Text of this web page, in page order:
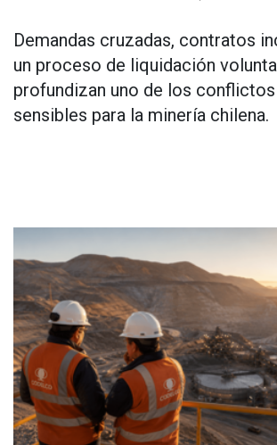
Demandas cruzadas, contratos
un proceso de liquidación
profundizan uno de los
sensibles para la minería chilena.